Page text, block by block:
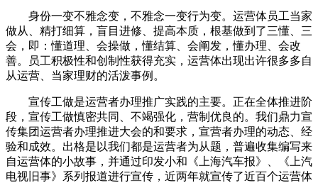
身份一变不雅念变，不雅念一变行为变。运营体员工当家
做从、精打细算，盲目进修、提高本质，根基做到了三懂、三
会，即：懂道理、会操做，懂结算、会阐发，懂办理、会改
善。员工积极性和创制性获得充实，运营体出现出许很多多自
从运营、当家理财的活泼事例。
宣传工做是运营者办理推广实践的主要。正在全体推进阶
段，宣传工做慎密共同、不竭强化，营制优良的。我们鼎力宣
传集团运营者办理推进大会的和要求，宣营者办理的动态、经
验和成效。出格是以我们都是运营者为从题，普遍收集编写来
自运营体的小故事，并通过印发小和《上海汽车报》、《上汽
电视旧事》系列报道进行宣传，近两年就宣传了近百个运营体